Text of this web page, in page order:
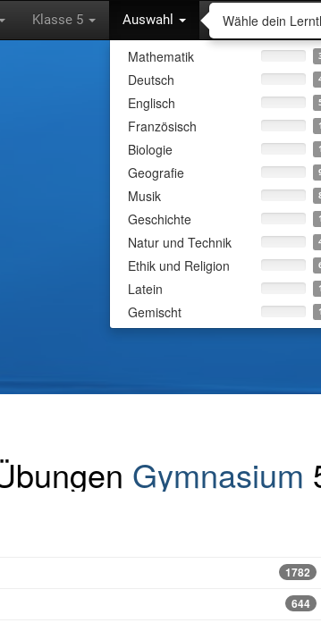
Klasse 5 Auswahl
Mathematik
Deutsch
Englisch
Französisch
Biologie
Geografie
Musik
Geschichte
Natur und Technik
Ethik und Religion
Latein
Gemischt
Gymnasium
1782
644
Wähle dein